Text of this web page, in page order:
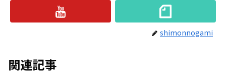
shimonnogami
関連記事